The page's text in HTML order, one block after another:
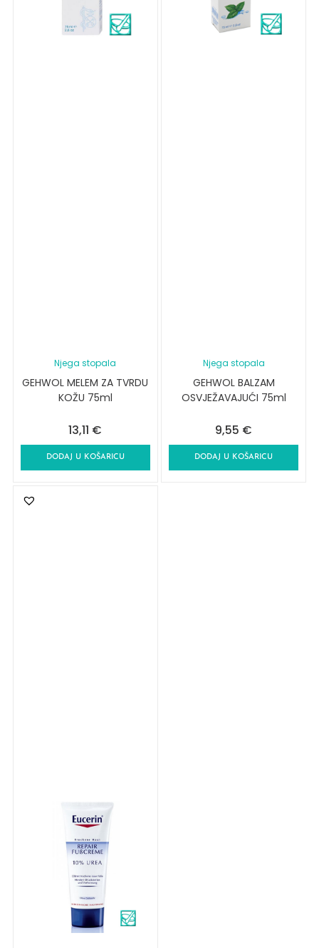
Njega stopala
GEHWOL MELEM ZA TVRDU
KOŽU 75ml
13,11 €
DODAJ U KOŠARICU
Njega stopala
GEHWOL BALZAM
OSVJEŽAVAJUĆI 75ml
9,55 €
DODAJ U KOŠARICU